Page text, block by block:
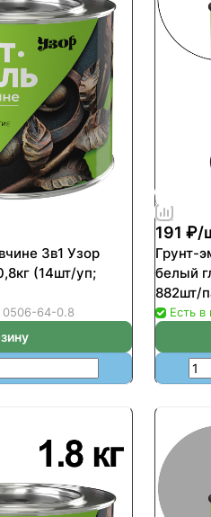
3в1 Узор
(14шт/уп;
0506-64-0.8
191 ₽/
Грунт-
белый
882шт/
Есть в